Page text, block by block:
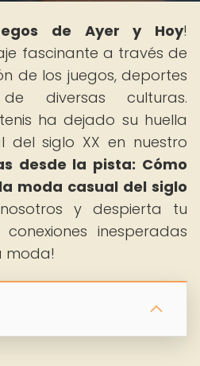
de Ayer y Hoy!
fascinante a través de
de los juegos, deportes
diversas culturas.
ha dejado su huella
siglo XX en nuestro
desde la pista: Cómo
moda casual del siglo
y despierta tu
inesperadas
moda!